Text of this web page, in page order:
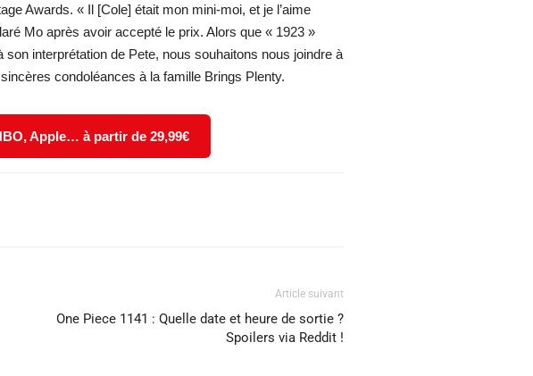
Awards. « Il [Cole] était mon mini-moi, et je l’aime
Mo après avoir accepté le prix. Alors que « 1923 »
son interprétation de Pete, nous souhaitons nous joindre à
condoléances à la famille Brings Plenty.
Apple… à partir de 29,99€
Article suivant
One Piece 1141 : Quelle date et heure de sortie ?
Spoilers via Reddit !